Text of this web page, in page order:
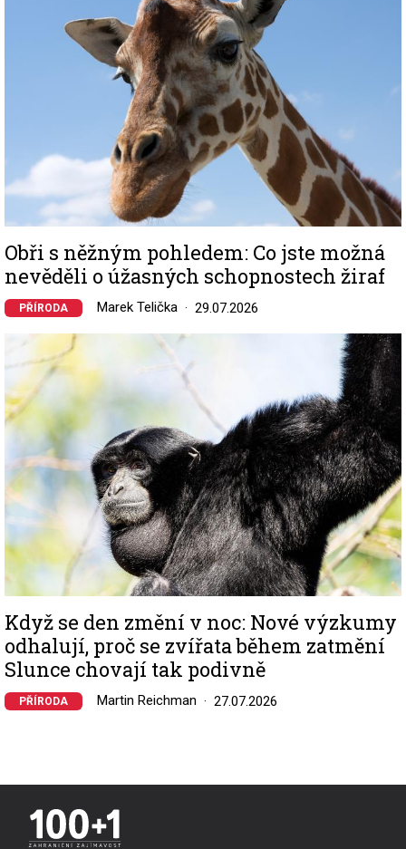
Obři s něžným pohledem: Co jste možná
nevěděli o úžasných schopnostech žiraf
PŘÍRODA Marek Telička 29.07.2026
Image
Když se den změní v noc: Nové výzkumy
odhalují, proč se zvířata během zatmění
Slunce chovají tak podivně
PŘÍRODA Martin Reichman 27.07.2026